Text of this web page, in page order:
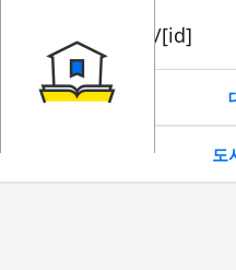
book/rent/[id]
도